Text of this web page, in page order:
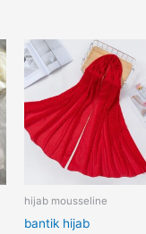
Ce
produit
a
plusieurs
variations.
peuvent
être
choisies
hijab mousseline
bantik hijab